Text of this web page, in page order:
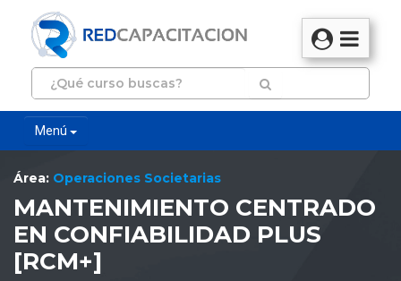
Menú
Área: Operaciones Societarias
MANTENIMIENTO CENTRADO
EN CONFIABILIDAD PLUS
[RCM+]